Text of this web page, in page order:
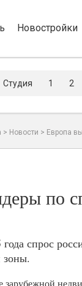
Новостройки
Студия 1 2
> Новости > Европа
по
спрос
зарубежной